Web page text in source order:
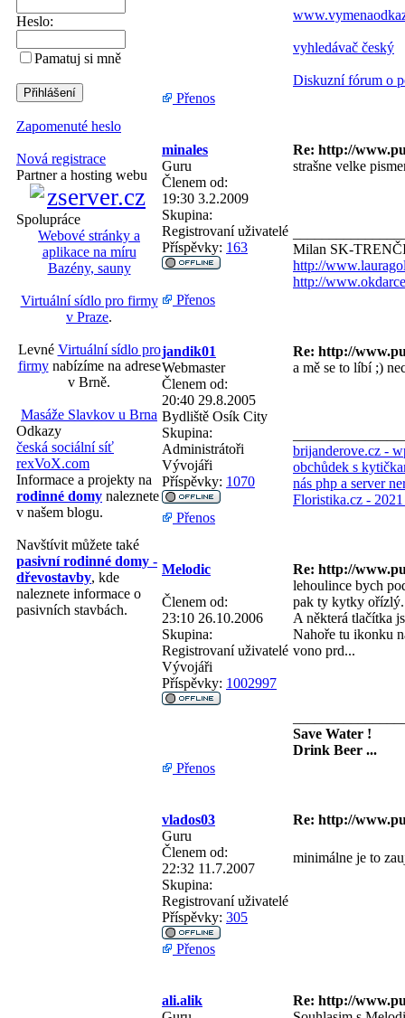
Heslo:
Pamatuj si mně
Zapomenuté heslo
Nová registrace
Partner a hosting webu
Spolupráce
Webové stránky a
aplikace na míru
Bazény, sauny
Virtuální sídlo pro firmy
v Praze.
Levné Virtuální sídlo pro
firmynabízíme na adrese
v Brně.
Masáže Slavkov u Brna
Odkazy
česká sociální síť
rexVoX.com
Informace a projekty na
rodinné domy naleznete
v našem blogu.
Navštívit můžete také
pasivní rodinné domy -
dřevostavby, kde
naleznete informace o
pasivních stavbách.
vyhledávač český
Diskuzní fórum o
Přenos
minales
Re: http://
Guru
Členem od:
19:30 3.2.2009
Skupina:
Registrovaní uživatelé
Příspěvky: 163
strašne velke
Milan SK-
http://
http://
Přenos
jandik01
Re: http://
Webmaster
Členem od:
20:40 29.8.2005
Bydliště Osík City
Skupina:
Administrátoři
Vývojáři
Příspěvky: 1070
a mě se to líbí ;)
brijanderove.cz -
obchůdek s
nás php a server
Floristika.cz -
Přenos
Melodic Re: http://
Členem od:
23:10 26.10.2006
Skupina:
Registrovaní uživatelé
Vývojáři
Příspěvky: 1002997
lehoulince bych
pak ty kytky ořízlý.
A některá tlačítka
Nahoře tu ikonku
vono prd...
Save Water !
Drink Beer ...
Přenos
vlados03
Re: http://
Guru
Členem od:
22:32 11.7.2007
Skupina:
Registrovaní uživatelé
Příspěvky: 305
minimálne je to
Přenos
ali.alik
Re: http://